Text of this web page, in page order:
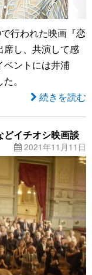
行われた映画『恋
席し、共演して感
ベントには井浦
。
続きを読む
どイチオシ映画談
2021年11月11日